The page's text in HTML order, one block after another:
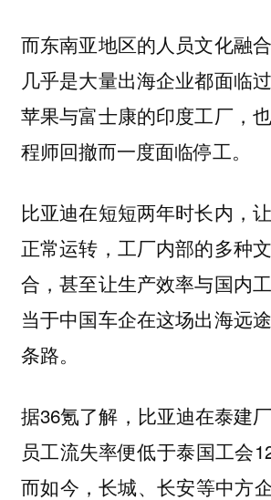
而东南亚地区的人员文化融
几乎是大量出海企业都面临
苹果与富士康的印度工厂，
程师回撤而一度面临停工。
比亚迪在短短两年时长内，
正常运转，工厂内部的多种
合，甚至让生产效率与国内
当于中国车企在这场出海远
条路。
据36氪了解，比亚迪在泰建
员工流失率便低于泰国工会
而如今，长城、长安等中方